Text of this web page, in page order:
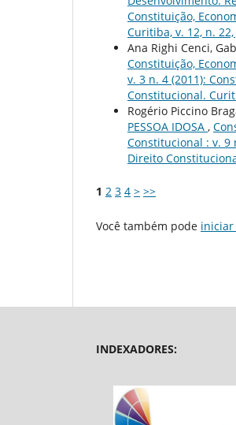
Constituição,
Curitiba, v. 12, n.
Ana Righi Cenci,
Constituição,
v. 3 n. 4 (2011):
Constitucional.
Rogério Piccino
PESSOA IDOSA ,
Constitucional : v. 9
Direito
1 2 3 4 > >>
Você também pode iniciar
INDEXADORES: